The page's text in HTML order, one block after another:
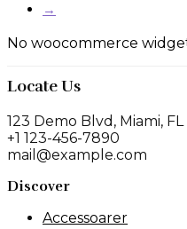
→
No woocommerce
Locate Us
123 Demo Blvd, Miami,
+1 123-456-7890
mail@example.com
Discover
Accessoarer